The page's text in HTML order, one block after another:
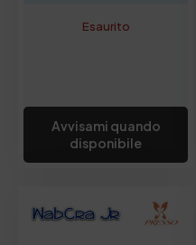
Esaurito
Avvisami quando
disponibile